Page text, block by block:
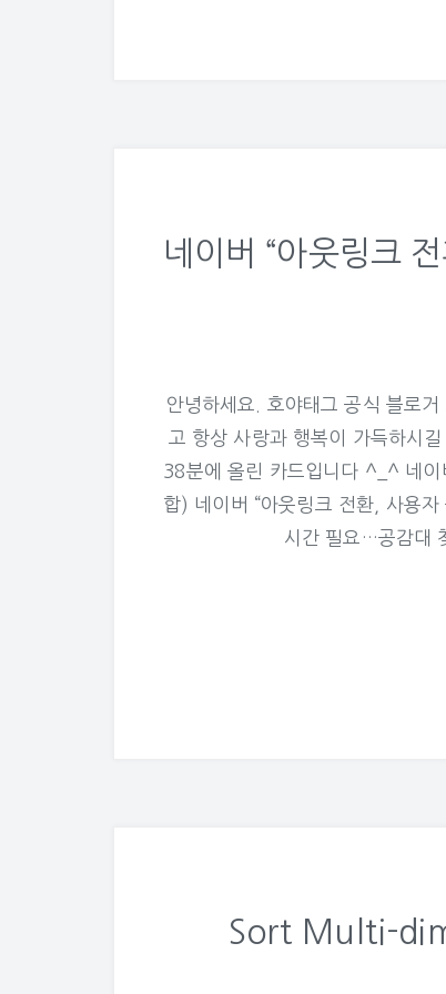
네이버 “아웃링크
안녕하세요. 호야태그 공식 블로
고 항상 사랑과 행복이 가득하시
38분에 올린 카드입니다 ^_^ 네이
합) 네이버 “아웃링크 전환, 사용
시간 필요…공감대
Sort Multi-